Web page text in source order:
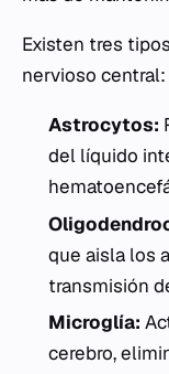
Existen tres
nervioso central:
Astrocytos:
del líquido
que aisla los
transmisión
Microglía:
cerebro,